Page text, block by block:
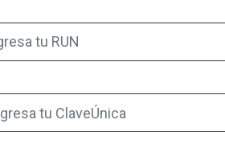
tu RUN
tu ClaveÚnica